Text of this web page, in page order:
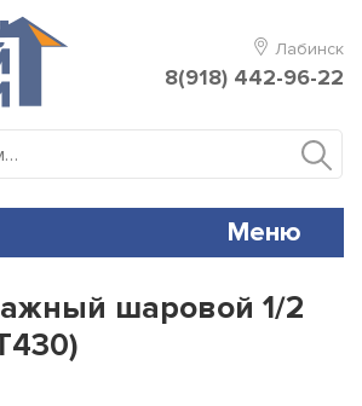
Лабинск
8(918) 442-96-22
Искать:
Меню
шаровой 1/2